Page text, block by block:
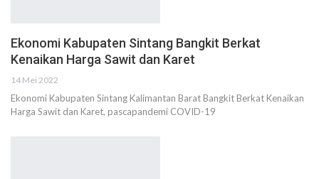
Ekonomi Kabupaten Sintang Bangkit Berkat
Kenaikan Harga Sawit dan Karet
14 Mei 2022
Ekonomi Kabupaten Sintang Kalimantan Barat Bangkit Berkat Kenaikan
Harga Sawit dan Karet, pascapandemi COVID-19